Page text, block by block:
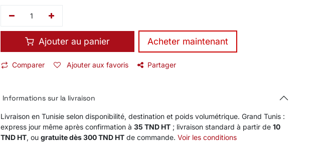
Ajouter au panier ​Acheter maintenant
Comparer Ajouter aux favoris Partager
Informations sur la livraison
Livraison en Tunisie selon disponibilité, destination et poids volumétrique. Grand Tunis :
express jour même après confirmation à 35 TND HT ; livraison standard à partir de 10
TND HT, ou gratuite dès 300 TND HT de commande. Voir les conditions